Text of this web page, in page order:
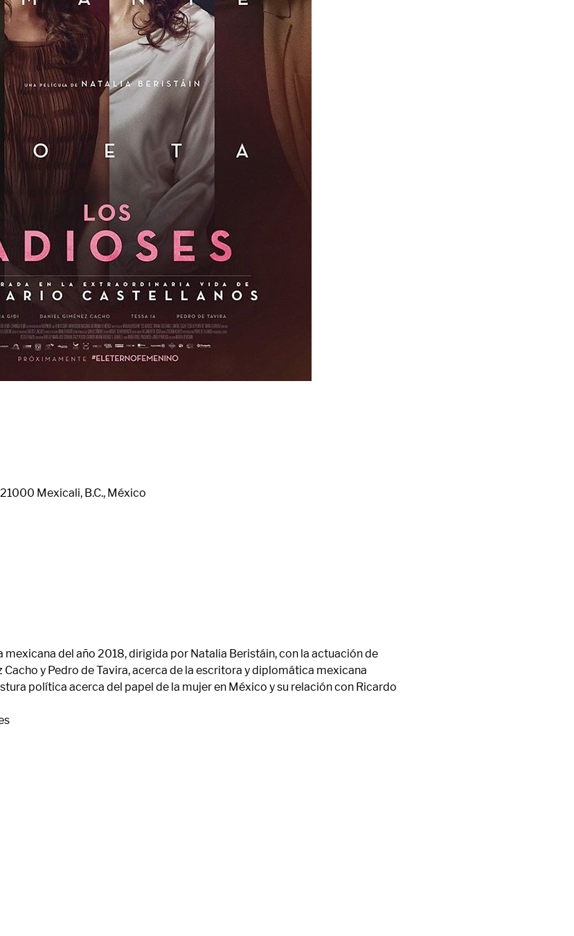
Mexicali, B.C., México
mexicana del año 2018, dirigida por Natalia Beristáin, con la actuación de
Cacho y Pedro de Tavira, acerca de la escritora y diplomática mexicana
política acerca del papel de la mujer en México y su relación con Ricardo